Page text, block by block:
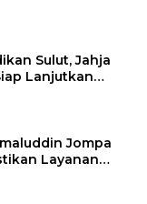
Sulut, Jahja
Lanjutkan
Jompa
Layanan